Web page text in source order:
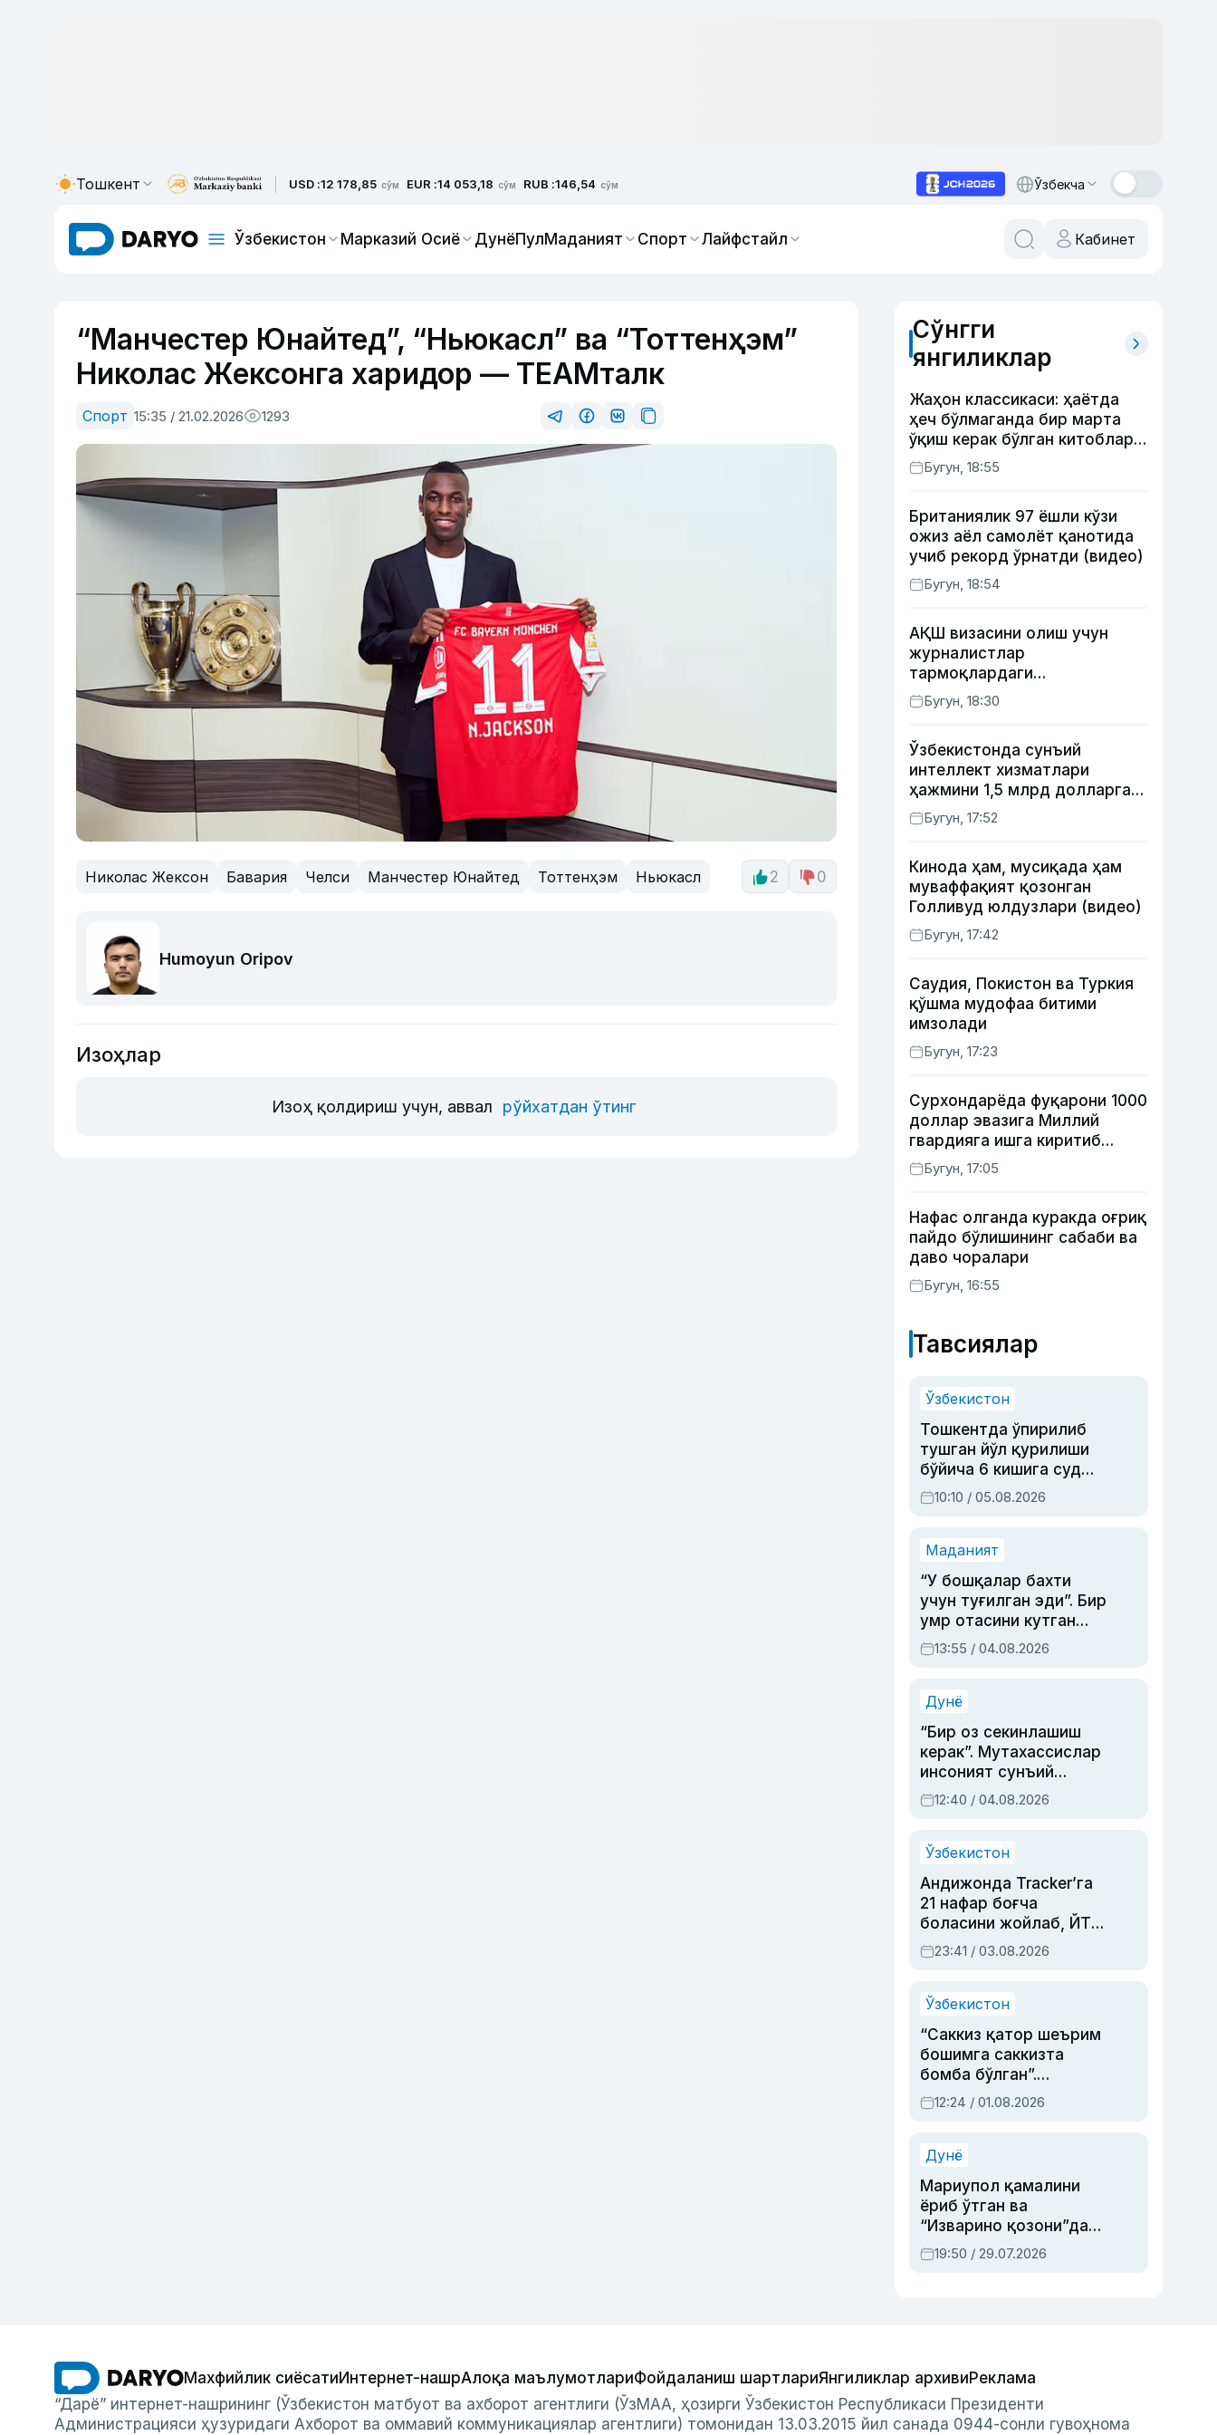
Тошкент USD :12 178,85 сўм EUR :14 053,18 сўм RUB :146,54 сўм Ўзбекча
Ўзбекистон Марказий Осиё ДунёПулМаданият Спорт Лайфстайл Кабинет
“Манчестер Юнайтед”, “Ньюкасл” ва “Тоттенҳэм”
Николас Жексонга харидор — ТЕАМталк
Спорт 15:35 / 21.02.2026 1293
Николас Жексон Бавария Челси Манчестер Юнайтед Тоттенҳэм Ньюкасл 2 0
Humoyun Oripov
Изоҳлар
Изоҳ қолдириш учун, аввал рўйхатдан ўтинг
Сўнгги
янгиликлар
Жаҳон классикаси: ҳаётда
ҳеч бўлмаганда бир марта
ўқиш керак бўлган китоблар
(II қисм)
Бугун, 18:55
Британиялик 97 ёшли кўзи
ожиз аёл самолёт қанотида
учиб рекорд ўрнатди (видео)
Бугун, 18:54
АҚШ визасини олиш учун
журналистлар
тармоқлардаги
профилларини очиб қўйиши
талаб этилиши мумкин
Бугун, 18:30
Ўзбекистонда сунъий
интеллект хизматлари
ҳажмини 1,5 млрд долларга
етказиш
режалаштирилмоқда
Бугун, 17:52
Кинода ҳам, мусиқада ҳам
муваффақият қозонган
Голливуд юлдузлари (видео)
Бугун, 17:42
Саудия, Покистон ва Туркия
қўшма мудофаа битими
имзолади
Бугун, 17:23
Сурхондарёда фуқарони 1000
доллар эвазига Миллий
гвардияга ишга киритиб
қўймоқчи бўлган шахс
ушланди
Бугун, 17:05
Нафас олганда куракда оғриқ
пайдо бўлишининг сабаби ва
даво чоралари
Бугун, 16:55
Тавсиялар
Ўзбекистон
Тошкентда ўпирилиб
тушган йўл қурилиши
бўйича 6 кишига суд
ҳукми ўқилди
10:10 / 05.08.2026
Маданият
“У бошқалар бахти
учун туғилган эди”. Бир
умр отасини кутган
актриса ва дубльяж
устаси Римма
синовларга тўла ҳаёти
13:55 / 04.08.2026
Дунё
“Бир оз секинлашиш
керак”. Мутахассислар
инсоният сунъий
интеллектни бошқара
олмай қолишидан
12:40 / 04.08.2026
Ўзбекистон
Андижонда Tracker’га
21 нафар боғча
боласини жойлаб, ЙТҲ
содир этган аёлга суд
ҳукми ўқилди
23:41 / 03.08.2026
Ўзбекистон
“Саккиз қатор шеърим
бошимга саккизта
бомба бўлган”.
Абдулла Ориповни
сиёсий айбловлардан
12:24 / 01.08.2026
Дунё
Мариупол қамалини
ёриб ўтган ва
“Изварино қозони”дан
чиққан қаҳрамон —
Украина армияси бош
19:50 / 29.07.2026
Махфийлик сиёсатиИнтернет-нашрАлоқа маълумотлариФойдаланиш шартлариЯнгиликлар архивиРеклама
“Дарё” интернет-нашрининг (Ўзбекистон матбуот ва ахборот агентлиги (ЎзМАА, ҳозирги Ўзбекистон Республикаси Президенти
Администрацияси ҳузуридаги Ахборот ва оммавий коммуникациялар агентлиги) томонидан 13.03.2015 йил санада 0944-сонли гувоҳнома